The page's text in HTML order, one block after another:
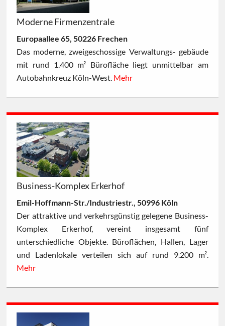
Moderne Firmenzentrale
Europaallee 65, 50226 Frechen
Das moderne, zweigeschossige Verwaltungs- gebäude
mit rund 1.400 m² Bürofläche liegt unmittelbar am
Autobahnkreuz Köln-West. Mehr
Business-Komplex Erkerhof
Emil-Hoffmann-Str./Industriestr., 50996 Köln
Der attraktive und verkehrsgünstig gelegene Business-
Komplex Erkerhof, vereint insgesamt fünf
unterschiedliche Objekte. Büroflächen, Hallen, Lager
und Ladenlokale verteilen sich auf rund 9.200 m².
Mehr